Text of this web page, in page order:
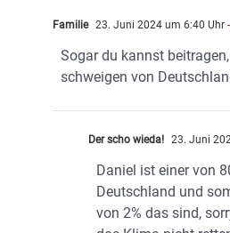
Familie 23. Juni 2024 um 6:40 Uhr
Sogar du kannst
schweigen von
Der scho wieda! 23. Juni
Daniel ist einer von
Deutschland und
von 2% das sind,